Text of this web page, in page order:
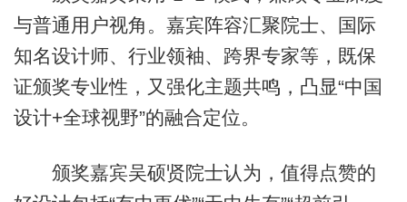
与普通用户视角。嘉宾阵容汇聚院士、国际
知名设计师、行业领袖、跨界专家等，既保
证颁奖专业性，又强化主题共鸣，凸显“中国
设计+全球视野”的融合定位。
颁奖嘉宾吴硕贤院士认为，值得点赞的